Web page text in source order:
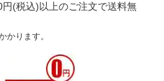
(税込)以上のご注文で送料無
ります。